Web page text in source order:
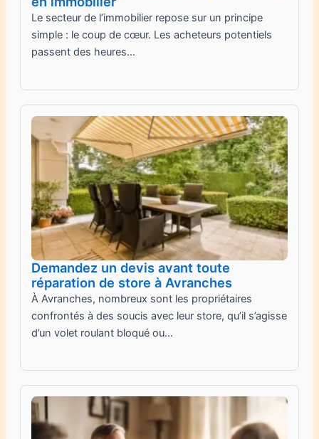
Le secteur de l’immobilier repose sur un principe
simple : le coup de cœur. Les acheteurs potentiels
passent des heures…
Demandez un devis avant toute
réparation de store à Avranches
À Avranches, nombreux sont les propriétaires
confrontés à des soucis avec leur store, qu’il s’agisse
d’un volet roulant bloqué ou…